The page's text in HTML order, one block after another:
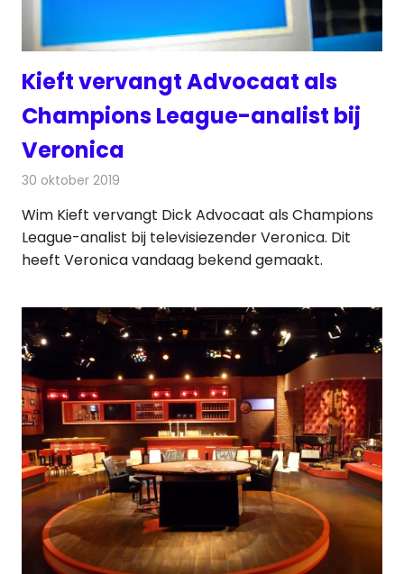
Kieft vervangt Advocaat als
Champions League-analist bij
Veronica
30 oktober 2019
Wim Kieft vervangt Dick Advocaat als Champions
League-analist bij televisiezender Veronica. Dit
heeft Veronica vandaag bekend gemaakt.